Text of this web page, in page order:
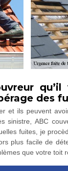
des
et ils peuvent
sinistre, ABC
fuites, je
plus facile de
que votre toit